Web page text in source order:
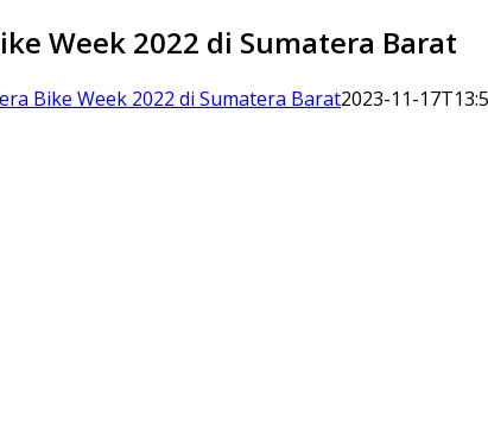
Week 2022 di Sumatera Barat
Bike Week 2022 di Sumatera Barat2023-11-